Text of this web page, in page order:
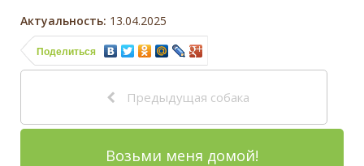
Актуальность: 13.04.2025
Поделиться
Предыдущая собака
Возьми меня домой!